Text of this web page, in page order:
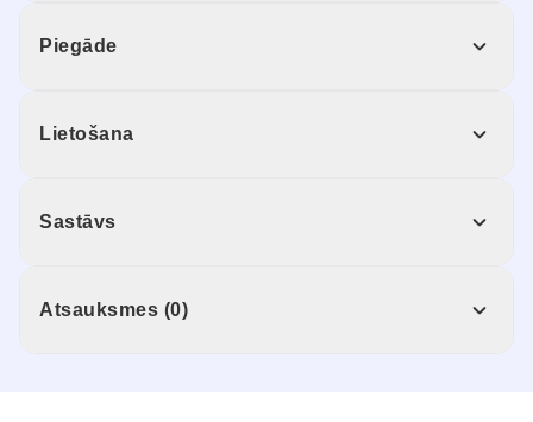
Piegāde
Lietošana
Sastāvs
Atsauksmes (0)